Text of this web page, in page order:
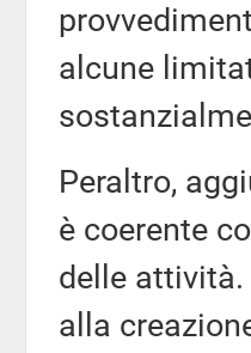
alcune
Peraltro,
è coerente
delle attività.
alla